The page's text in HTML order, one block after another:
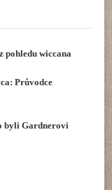
pohledu wiccana
Průvodce
byli Gardnerovi